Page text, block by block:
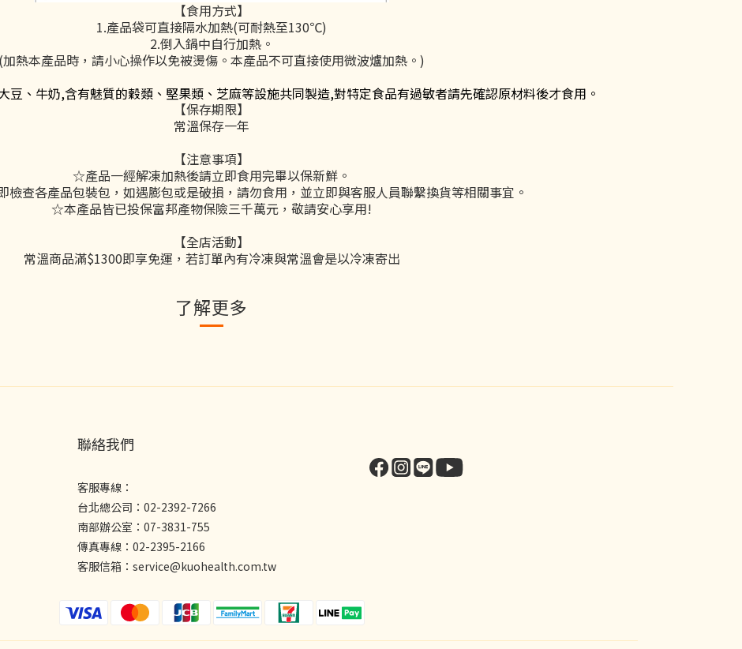
【食用方式】
1.產品袋可直接隔水加熱(可耐熱至130℃)
2.倒入鍋中自行加熱。
(加熱本產品時，請小心操作以免被燙傷。本產品不可直接使用微波爐加熱。)
、牛奶,含有魅質的穀類、堅果類、芝麻等設施共同製造,對特定食品有過敏者請先確認原材料後才食用。
【保存期限】
常溫保存一年
【注意事項】
☆產品一經解凍加熱後請立即食用完畢以保新鮮。
查各產品包裝包，如遇膨包或是破損，請勿食用，並立即與客服人員聯繫換貨等相關事宜。
☆本產品皆已投保富邦產物保險三千萬元，敬請安心享用!
【全店活動】
常溫商品滿$1300即享免運，若訂單內有冷凍與常溫會是以冷凍寄出
了解更多
聯絡我們
客服專線：
台北總公司：02-2392-7266
南部辦公室：07-3831-755
傳真專線：02-2395-2166
客服信箱：service@kuohealth.com.tw